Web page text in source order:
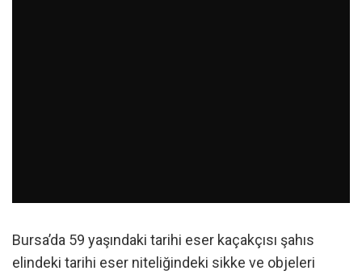
Bursa’da 59 yaşındaki tarihi eser kaçakçısı şahıs
elindeki tarihi eser niteliğindeki sikke ve objeleri